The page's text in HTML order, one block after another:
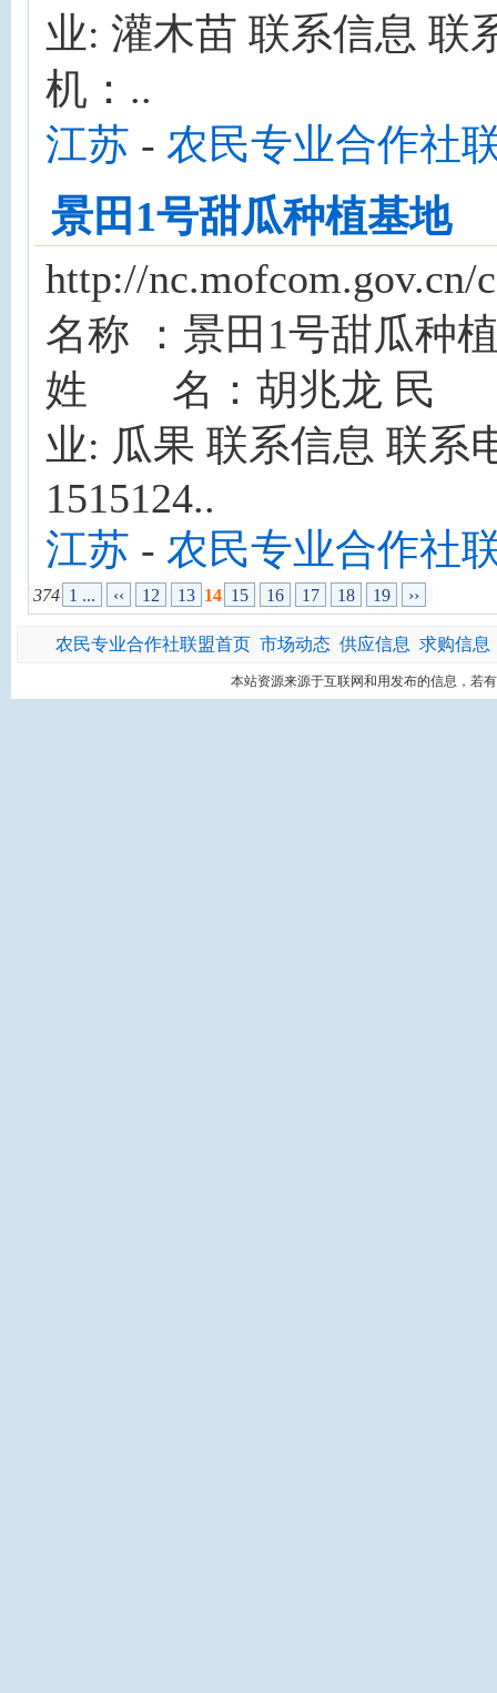
业: 灌木苗 联系信息 联
机：..
江苏 - 农民专业合作社
景田1号甜瓜种植基地
http://
名称 ：景田1号甜瓜种
姓 名：胡兆龙 民
业: 瓜果 联系信息 联系
1515124..
江苏 - 农民专业合作社
374 1 ... ‹‹ 12 13 14 15 16 17 18 19 ››
农民专业合作社联盟首页 市场动态 供应信息 求购信息
本站资源来源于互联网和用发布的信息，若